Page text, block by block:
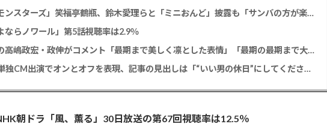
松平健 「ミニオンズ＆モンスターズ」笑福亭鶴瓶、鈴木愛理らと「ミニおんど」披露も「サンバの方が楽」と本音
らノワール」第5話視聴率は2.9％
寿美花代さん死去 息子の高嶋政宏・政伸がコメント「最期まで美しく凛とした表情」「最期の最期まで大女優」「
SixTONES 田中樹 初の単独CM出演でオンとオフを表現、記事の見出しは「“いい男の休日”にしてください」とアピール
朝ドラ「風、薫る」30日放送の第67回視聴率は12.5％